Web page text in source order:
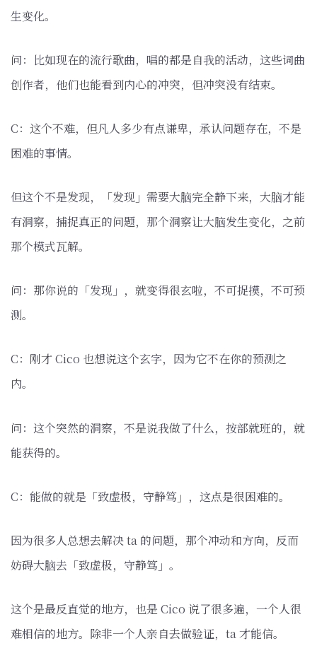
生变化。
问：比如现在的流行歌曲，唱的都是自我的活动，这些词曲
创作者，他们也能看到内心的冲突，但冲突没有结束。
C：这个不难，但凡人多少有点谦卑，承认问题存在，不是
困难的事情。
但这个不是发现，「发现」需要大脑完全静下来，大脑才能
有洞察，捕捉真正的问题，那个洞察让大脑发生变化，之前
那个模式瓦解。
问：那你说的「发现」，就变得很玄啦，不可捉摸，不可预
测。
C：刚才 Cico 也想说这个玄字，因为它不在你的预测之
内。
问：这个突然的洞察，不是说我做了什么，按部就班的，就
能获得的。
C：能做的就是「致虚极，守静笃」，这点是很困难的。
因为很多人总想去解决 ta 的问题，那个冲动和方向，反而
妨碍大脑去「致虚极，守静笃」。
这个是最反直觉的地方，也是 Cico 说了很多遍，一个人很
难相信的地方。除非一个人亲自去做验证，ta 才能信。